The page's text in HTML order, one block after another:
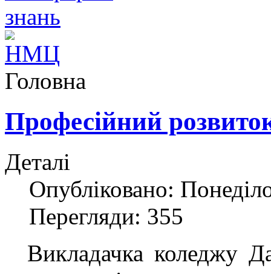
Головна
Професійний
Деталі
Опубліковано:
Перегляди: 355
Викладачка коледжу